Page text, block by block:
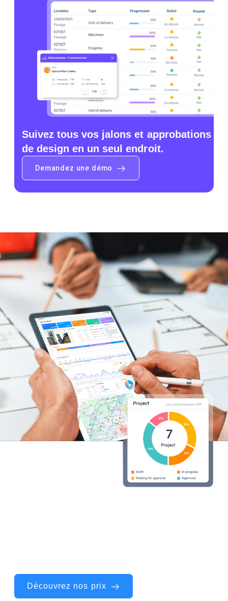
Suivez tous vos jalons et approbations
de design en un seul endroit.
Demandez une démo
Découvrez nos prix